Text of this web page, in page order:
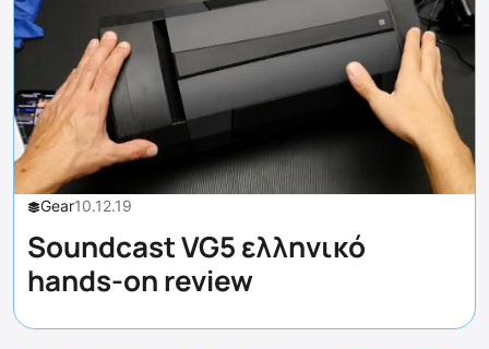
Gear10.12.19
Soundcast VG5 ελληνικό
hands-on review